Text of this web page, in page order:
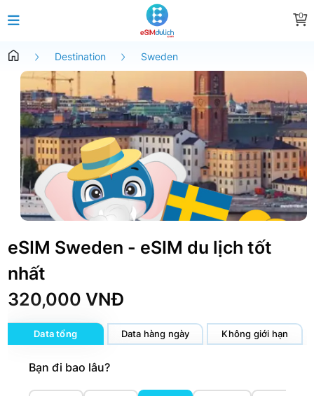
0
Destination Sweden
eSIM Sweden - eSIM du lịch tốt
nhất
320,000 VNĐ
Data tổng Data hàng ngày Không giới hạn
Bạn đi bao lâu?